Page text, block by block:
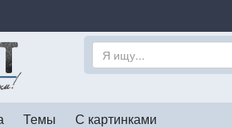
Темы С картинками